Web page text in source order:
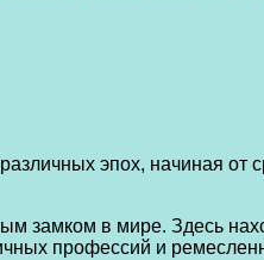
эпох, начиная от
замком в мире. Здесь
профессий и